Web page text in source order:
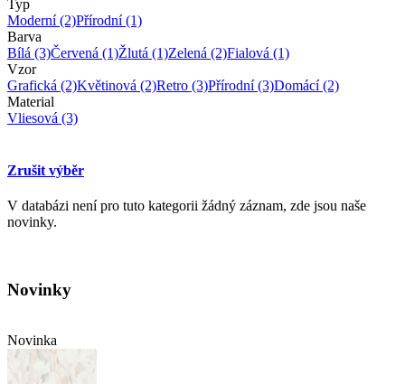
Typ
Moderní(2)Přírodní(1)
Barva
Bílá (3)Červená (1)Žlutá (1)Zelená (2)Fialová (1)
Vzor
Grafická (2)Květinová (2)Retro (3)Přírodní(3)Domácí(2)
Material
Vliesová (3)
Zrušit výběr
V databázi není pro tuto kategorii žádný záznam, zde jsou naše
novinky.
Novinky
Novinka